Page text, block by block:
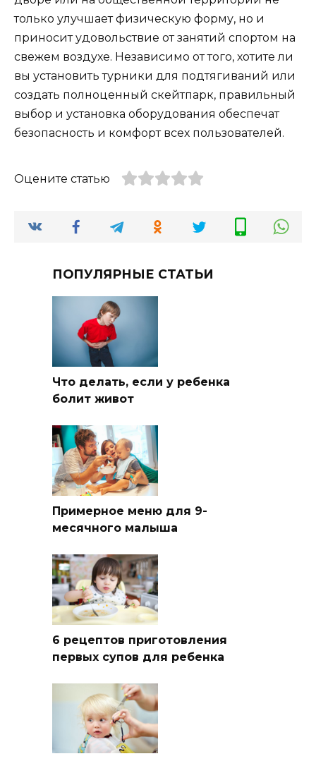
только улучшает физическую форму, но и
приносит удовольствие от занятий спортом на
свежем воздухе. Независимо от того, хотите ли
вы установить турники для подтягиваний или
создать полноценный скейтпарк, правильный
выбор и установка оборудования обеспечат
безопасность и комфорт всех пользователей.
Оцените статью
ПОПУЛЯРНЫЕ СТАТЬИ
Что делать, если у ребенка
болит живот
Примерное меню для 9-
месячного малыша
6 рецептов приготовления
первых супов для ребенка